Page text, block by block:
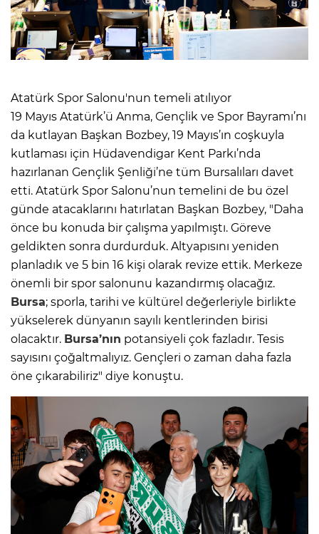
Atatürk Spor Salonu'nun temeli atılıyor
19 Mayıs Atatürk’ü Anma, Gençlik ve Spor Bayramı’nı
da kutlayan Başkan Bozbey, 19 Mayıs’ın coşkuyla
kutlaması için Hüdavendigar Kent Parkı’nda
hazırlanan Gençlik Şenliği’ne tüm Bursalıları davet
etti. Atatürk Spor Salonu’nun temelini de bu özel
günde atacaklarını hatırlatan Başkan Bozbey, "Daha
önce bu konuda bir çalışma yapılmıştı. Göreve
geldikten sonra durdurduk. Altyapısını yeniden
planladık ve 5 bin 16 kişi olarak revize ettik. Merkeze
önemli bir spor salonunu kazandırmış olacağız.
Bursa; sporla, tarihi ve kültürel değerleriyle birlikte
yükselerek dünyanın sayılı kentlerinden birisi
olacaktır. Bursa’nın potansiyeli çok fazladır. Tesis
sayısını çoğaltmalıyız. Gençleri o zaman daha fazla
öne çıkarabiliriz" diye konuştu.